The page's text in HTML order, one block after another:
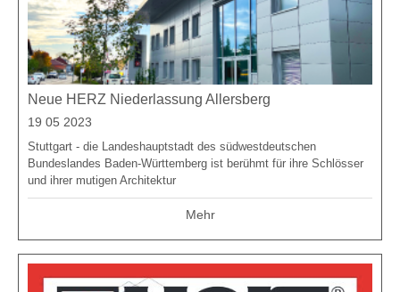
Neue HERZ Niederlassung Allersberg
19 05 2023
Stuttgart - die Landeshauptstadt des südwestdeutschen
Bundeslandes Baden-Württemberg ist berühmt für ihre Schlösser
und ihrer mutigen Architektur
Mehr